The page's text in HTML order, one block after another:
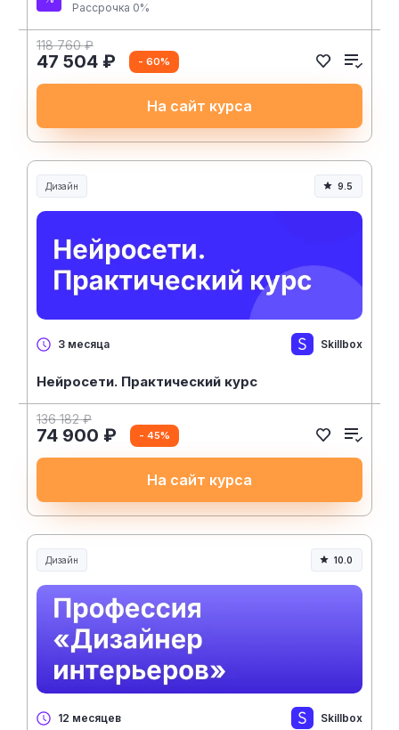
Рассрочка 0%
118 760 ₽
47 504 ₽ - 60%
На сайт курса
Дизайн 9.5
3 месяца Skillbox
Нейросети. Практический курс
136 182 ₽
74 900 ₽ - 45%
На сайт курса
Дизайн 10.0
12 месяцев Skillbox